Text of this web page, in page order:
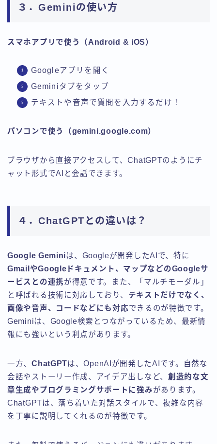
３．Geminiの使い方
スマホアプリで使う（Android & iOS）
Googleアプリを開く
Geminiタブをタップ
テキストや音声で質問を入力するだけ！
パソコンで使う（gemini.google.com）
ブラウザから直接アクセスして、ChatGPTのようにチ
ャット形式でAIと会話できます。
４．ChatGPTとの違いは？
Google Geminiは、Googleが開発したAIで、特に
GmailやGoogleドキュメント、マップなどのGoogleサ
ービスとの連携が得意です。また、「マルチモーダル」
と呼ばれる技術に対応しており、 テキストだけでなく、
画像や音声、コードなどにも対応できるのが特徴です。
Geminiは、Google検索とつながっているため、最新情
報にも強いという利点があります。
一方、ChatGPTは、OpenAIが開発したAIです。自然な
会話やストーリー作成、アイデア出しなど、 創造的な文
章生成やプログラミングサポートに強みがあります。
ChatGPTは、落ち着いた対話スタイルで、複雑な内容
を丁寧に説明してくれるのが特徴です。